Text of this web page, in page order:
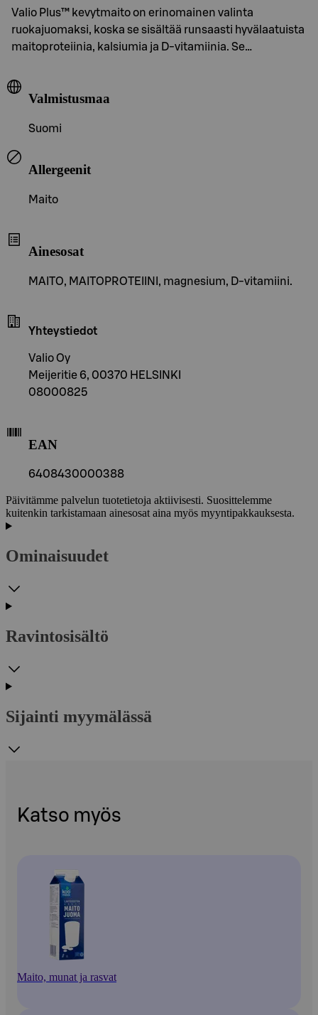
Valio Plus™ kevytmaito on erinomainen valinta
ruokajuomaksi, koska se sisältää runsaasti hyvälaatuista
maitoproteiinia, kalsiumia ja D-vitamiinia. Se…
Valmistusmaa
Suomi
Allergeenit
Maito
Ainesosat
MAITO, MAITOPROTEIINI, magnesium, D-vitamiini.
Yhteystiedot
Valio Oy
Meijeritie 6, 00370 HELSINKI
08000825
EAN
6408430000388
Päivitämme palvelun tuotetietoja aktiivisesti. Suosittelemme
kuitenkin tarkistamaan ainesosat aina myös myyntipakkauksesta.
Ominaisuudet
Ravintosisältö
Sijainti myymälässä
Katso myös
Maito, munat ja rasvat